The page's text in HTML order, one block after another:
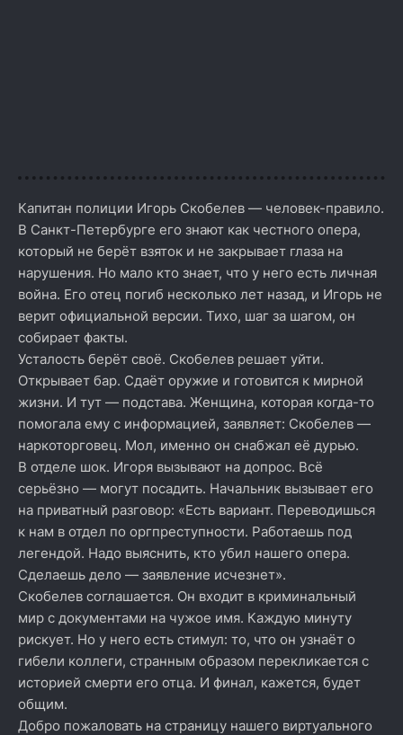
Капитан полиции Игорь Скобелев — человек-правило.
В Санкт-Петербурге его знают как честного опера,
который не берёт взяток и не закрывает глаза на
нарушения. Но мало кто знает, что у него есть личная
война. Его отец погиб несколько лет назад, и Игорь не
верит официальной версии. Тихо, шаг за шагом, он
собирает факты.
Усталость берёт своё. Скобелев решает уйти.
Открывает бар. Сдаёт оружие и готовится к мирной
жизни. И тут — подстава. Женщина, которая когда-то
помогала ему с информацией, заявляет: Скобелев —
наркоторговец. Мол, именно он снабжал её дурью.
В отделе шок. Игоря вызывают на допрос. Всё
серьёзно — могут посадить. Начальник вызывает его
на приватный разговор: «Есть вариант. Переводишься
к нам в отдел по оргпреступности. Работаешь под
легендой. Надо выяснить, кто убил нашего опера.
Сделаешь дело — заявление исчезнет».
Скобелев соглашается. Он входит в криминальный
мир с документами на чужое имя. Каждую минуту
рискует. Но у него есть стимул: то, что он узнаёт о
гибели коллеги, странным образом перекликается с
историей смерти его отца. И финал, кажется, будет
общим.
Добро пожаловать на страницу нашего виртуального